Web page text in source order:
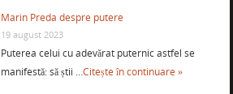
Marin Preda despre putere
19 august 2023
Puterea celui cu adevărat puternic astfel se
manifestă: să știi …Citește în continuare »